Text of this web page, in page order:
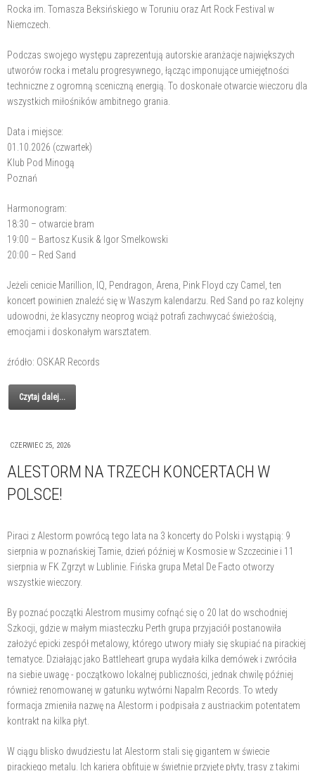
Rocka im. Tomasza Beksińskiego w Toruniu oraz Art Rock Festival w
Niemczech.
Podczas swojego występu zaprezentują autorskie aranżacje największych
utworów rocka i metalu progresywnego, łącząc imponujące umiejętności
techniczne z ogromną sceniczną energią. To doskonałe otwarcie wieczoru dla
wszystkich miłośników ambitnego grania.
Data i miejsce:
01.10.2026 (czwartek)
Klub Pod Minogą
Poznań
Harmonogram:
18:30 – otwarcie bram
19:00 – Bartosz Kusik & Igor Smelkowski
20:00 – Red Sand
Jeżeli cenicie Marillion, IQ, Pendragon, Arena, Pink Floyd czy Camel, ten
koncert powinien znaleźć się w Waszym kalendarzu. Red Sand po raz kolejny
udowodni, że klasyczny neoprog wciąż potrafi zachwycać świeżością,
emocjami i doskonałym warsztatem.
źródło: OSKAR Records
Czytaj dalej...
CZERWIEC 25, 2026
ALESTORM NA TRZECH KONCERTACH W
POLSCE!
Piraci z Alestorm powrócą tego lata na 3 koncerty do Polski i wystąpią: 9
sierpnia w poznańskiej Tamie, dzień później w Kosmosie w Szczecinie i 11
sierpnia w FK Zgrzyt w Lublinie. Fińska grupa Metal De Facto otworzy
wszystkie wieczory.
By poznać początki Alestrom musimy cofnąć się o 20 lat do wschodniej
Szkocji, gdzie w małym miasteczku Perth grupa przyjaciół postanowiła
założyć epicki zespół metalowy, którego utwory miały się skupiać na pirackiej
tematyce. Działając jako Battleheart grupa wydała kilka demówek i zwróciła
na siebie uwagę - początkowo lokalnej publiczności, jednak chwilę później
również renomowanej w gatunku wytwórni Napalm Records. To wtedy
formacja zmieniła nazwę na Alestorm i podpisała z austriackim potentatem
kontrakt na kilka płyt.
W ciągu blisko dwudziestu lat Alestorm stali się gigantem w świecie
pirackiego metalu. Ich kariera obfituje w świetnie przyjęte płyty, trasy z takimi